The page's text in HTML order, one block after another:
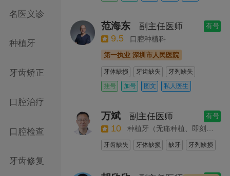
名医义诊
种植牙
牙齿矫正
口腔治疗
口腔检查
牙齿修复
牙齿种植检查
种植修复
全口种植
范海东 副主任医师 有号
9.5 口腔种植科
第一执业 深圳市人民医院
牙体缺损 牙齿缺失
牙列缺失
牙缺失
牙痛 牙缝大 口腔种植
挂号 加号 图文 私人医生
万斌 副主任医师 有号
10 种植牙（无痛种植、即刻用种植、半口种植、全口种植、疑难种植）
牙齿缺失 牙体缺损 缺牙
牙列缺损